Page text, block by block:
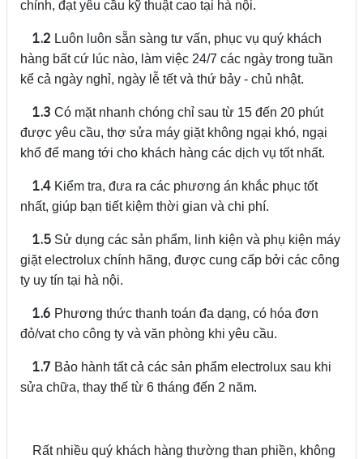
chỉnh, đạt yêu cầu kỹ thuật cao tại hà nội.
1.2 Luôn luôn sẵn sàng tư vấn, phục vụ quý khách
hàng bất cứ lúc nào, làm việc 24/7 các ngày trong tuần
kể cả ngày nghỉ, ngày lễ tết và thứ bảy - chủ nhật.
1.3 Có mặt nhanh chóng chỉ sau từ 15 đến 20 phút
được yêu cầu, thợ sửa máy giặt không ngại khó, ngại
khổ để mang tới cho khách hàng các dịch vụ tốt nhất.
1.4 Kiểm tra, đưa ra các phương án khắc phục tốt
nhất, giúp bạn tiết kiệm thời gian và chi phí.
1.5 Sử dụng các sản phẩm, linh kiện và phụ kiện máy
giặt electrolux chính hãng, được cung cấp bởi các công
ty uy tín tại hà nội.
1.6 Phương thức thanh toán đa dạng, có hóa đơn
đỏ/vat cho công ty và văn phòng khi yêu cầu.
1.7 Bảo hành tất cả các sản phẩm electrolux sau khi
sửa chữa, thay thế từ 6 tháng đến 2 năm.
Rất nhiều quý khách hàng thường than phiền, không